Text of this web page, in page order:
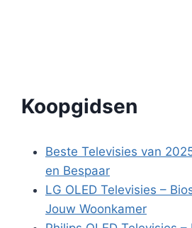
Koopgidsen
Beste Televisies van
en Bespaar
LG OLED Televisies –
Jouw Woonkamer